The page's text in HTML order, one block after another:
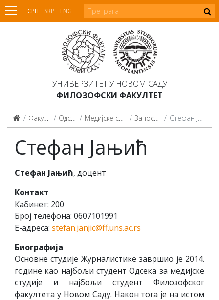
СРП SRP ENG
УНИВЕРЗИТЕТ У НОВОМ САДУ
ФИЛОЗОФСКИ ФАКУЛТЕТ
Факултет Одсеци Медијске студије Запослени Стефан Јањић
Стефан Јањић
Стефан Јањић, доцент
Контакт
Кабинет: 200
Број телефона: 0607101991
Е-адреса: stefan.janjic@ff.uns.ac.rs
Биографија
Основне студије Журналистике завршио је 2014.
године као најбољи студент Одсека за медијске
студије и најбољи студент Филозофског
факултета у Новом Саду. Након тога је на истом